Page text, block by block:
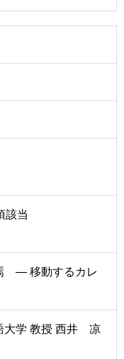
該当
― 移動するカレ
大学 教授 西井 凉